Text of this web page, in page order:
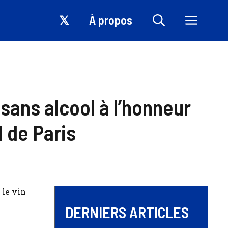
𝕏 À propos
alcool à l’honneur
Paris
le vin
DERNIERS ARTICLES